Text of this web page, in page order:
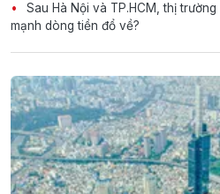
Sau Hà Nội và TP.HCM, thị
mạnh dòng tiền đổ về?